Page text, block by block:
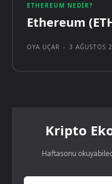
ETHEREUM NEDIR?
Ethereum
OYA UÇAR - 3 AĞUSTOS
Kripto
Haftasonu